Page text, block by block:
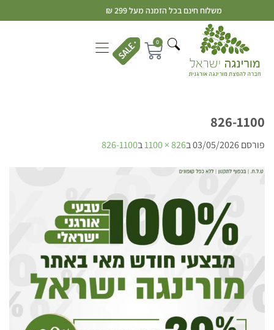
משלוח חינם בכל הזמנה מעל 299 ₪
0
826-1100
פורסם03/05/2026ב826 × 1100 ב826-1100